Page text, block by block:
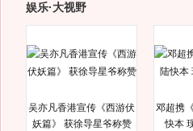
娱乐·大视野
吴亦凡香港宣传《西游伏
妖篇》 获徐导星爷称赞
邓超携
快本